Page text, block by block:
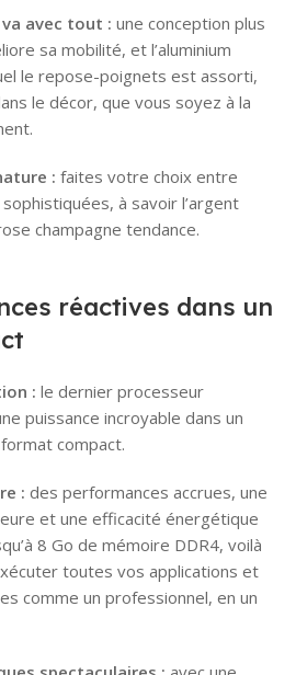
avec tout : une conception plus
sa mobilité, et l’aluminium
le repose-poignets est assorti,
le décor, que vous soyez à la
: faites votre choix entre
à savoir l’argent
champagne tendance.
réactives dans un
: le dernier processeur
puissance incroyable dans un
compact.
: des performances accrues, une
et une efficacité énergétique
8 Go de mémoire DDR4, voilà
toutes vos applications et
comme un professionnel, en un